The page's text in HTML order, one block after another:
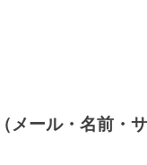
メール・名前・